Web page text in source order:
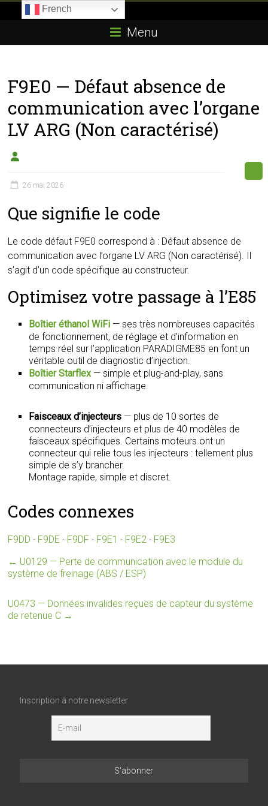
E85.com
passion
boîtier
éthanol
Menu
F9E0 — Défaut absence de
communication avec l’organe
LV ARG (Non caractérisé)
26 mai 2026
Que signifie le code
Le code défaut F9E0 correspond à : Défaut absence de
communication avec l’organe LV ARG (Non caractérisé). Il
s’agit d’un code spécifique au constructeur.
Optimisez votre passage à l’E85
Boîtier éthanol WiFi — ses très nombreuses capacités
de fonctionnement, de réglage et d’information en
temps réel sur l’application PARADIGME85 en font un
véritable outil de diagnostic d’injection.
Boîtier Starflex— simple et plug-and-play, sans
communication ni affichage.
Faisceaux d’injecteurs — plus de 10 sortes de
connecteurs d’injecteurs et plus de 40 modèles de
faisceaux spécifiques. Certains moteurs ont un
connecteur qui relie tous les injecteurs : tellement plus
simple de s’y brancher.
Montage rapide, simple et discret.
Codes connexes
F9DD · F9DE · F9DF · F9E1 · F9E2 · F9E3
← U0129 — Perte de communication avec le module du
système de freinage (ABS / ESP)
U0473 — Données invalides reçues de capteur du système
de retenue C →
Inscription à notre newsletter
French